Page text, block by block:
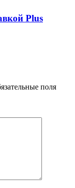
Plus
поля